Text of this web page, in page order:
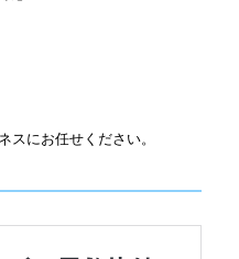
にお任せください。